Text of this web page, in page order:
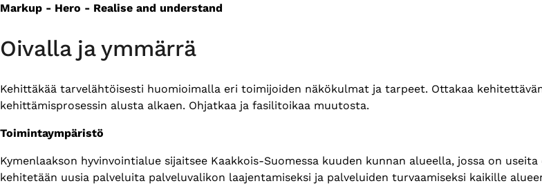
Markup - Hero - Realise and understand
Oivalla ja ymmärrä
Kehittäkää tarvelähtöisesti huomioimalla eri toimijoiden näkökulmat ja tarpeet. Ottakaa
kehittämisprosessin alusta alkaen. Ohjatkaa ja fasilitoikaa muutosta.
Toimintaympäristö
Kymenlaakson hyvinvointialue sijaitsee Kaakkois-Suomessa kuuden kunnan alueella, jossa on
kehitetään uusia palveluita palveluvalikon laajentamiseksi ja palveluiden turvaamiseksi kaikille